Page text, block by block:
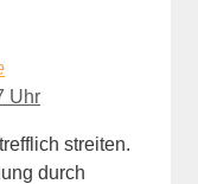
Uhr
streiten.
durch